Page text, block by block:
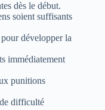
dès le début.
soient suffisants
développer la
immédiatement
punitions
difficulté